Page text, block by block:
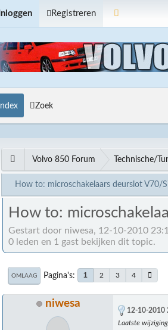
Inloggen Registreren
Index Zoek
Volvo 850 Forum Technische/
How to: microschakelaars deurslot V70/
How to:
Gestart door niwesa, 12-10-2010
0 leden en 1 gast bekijken dit topic.
OMLAAG Pagina's 1 2 3 4
niwesa
12-10-2010
Laatste wijziging